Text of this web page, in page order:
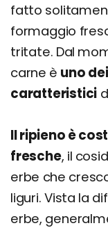
fatto
formaggio
tritate. Dal
carne è uno
caratteristici
Il ripieno è
fresche, il
erbe che
liguri. Vista la
erbe,